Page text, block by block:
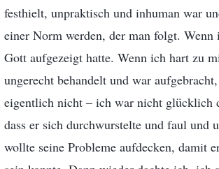
festhielt, unpraktisch und inhuman war
einer Norm werden, der man folgt.
Gott aufgezeigt hatte. Wenn ich hart zu
ungerecht behandelt und war
eigentlich nicht – ich war nicht glücklich
dass er sich durchwurstelte und faul
wollte seine Probleme aufdecken, damit